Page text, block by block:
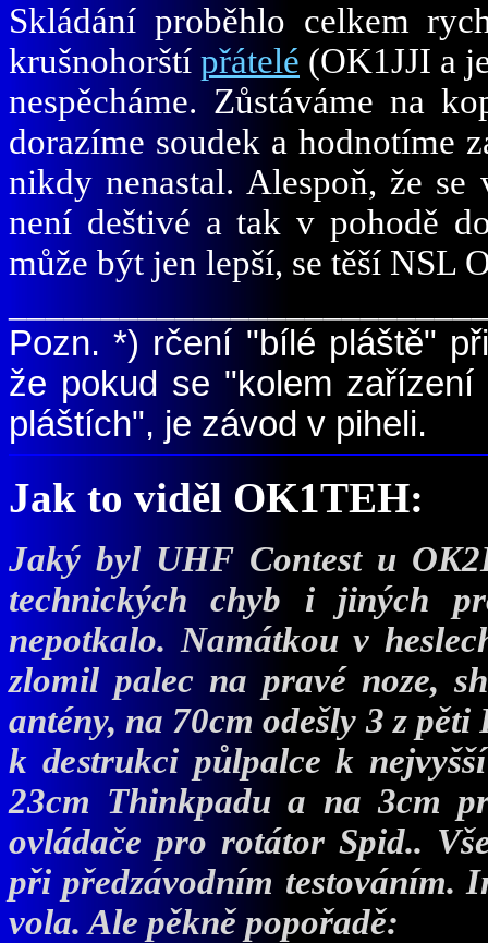
Skládání proběhlo celkem
krušnohorští přátelé (OK1JJI a
nespěcháme. Zůstáváme na
dorazíme soudek a hodnotíme
nikdy nenastal. Alespoň, že
není deštivé a tak v pohodě
může být jen lepší, se těší NSL
Pozn.*) rčení "bílé pláště"
že pokud se "kolem
pláštích", je závod v piheli.
Jak to viděl OK1TEH:
Jaký byl UHF Contest u
technických chyb i jiných
nepotkalo. Namátkou v
zlomil palec na pravé noze,
antény, na 70cm odešly 3 z
k destrukci půlpalce k
23cm Thinkpadu a na 3cm
ovládače pro rotátor Spid..
při předzávodním testováním.
vola. Ale pěkně popořadě: